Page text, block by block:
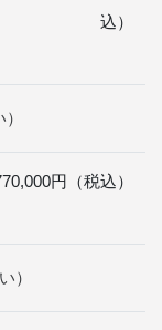
込）
円（税込）
）